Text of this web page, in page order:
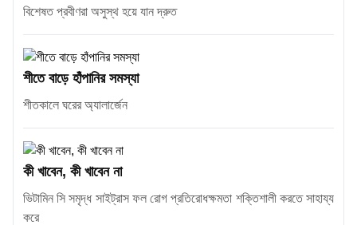
বিশেষত প্রবীণরা অসুস্থ হয়ে যান দ্রুত
শীতে বাড়ে হাঁপানির সমস্যা
শীতকালে ঘরের অ্যালার্জেন
কী খাবেন, কী খাবেন না
ভিটামিন সি সমৃদ্ধ সাইট্রাস ফল রোগ প্রতিরোধক্ষমতা শক্তিশালী করতে সাহায্য
করে